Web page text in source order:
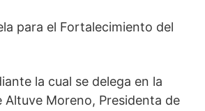
para el Fortalecimiento del
la cual se delega en la
Altuve Moreno, Presidenta de